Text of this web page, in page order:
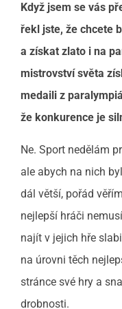
Když jsem se vás
řekl jste, že chcete
a získat zlato i na
mistrovství světa
medaili z
že konkurence je
Ne. Sport nedělám
ale abych na nich
dál větší, pořád
nejlepší hráči
najít v jejich hře
na úrovni těch
stránce své hry a
drobnosti.